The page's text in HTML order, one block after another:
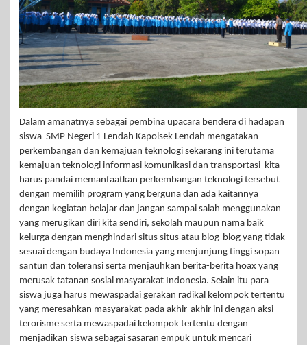
Dalam amanatnya sebagai pembina upacara bendera di hadapan
siswa SMP Negeri 1 Lendah Kapolsek Lendah mengatakan
perkembangan dan kemajuan teknologi sekarang ini terutama
kemajuan teknologi informasi komunikasi dan transportasi kita
harus pandai memanfaatkan perkembangan teknologi tersebut
dengan memilih program yang berguna dan ada kaitannya
dengan kegiatan belajar dan jangan sampai salah menggunakan
yang merugikan diri kita sendiri, sekolah maupun nama baik
kelurga dengan menghindari situs situs atau blog-blog yang tidak
sesuai dengan budaya Indonesia yang menjunjung tinggi sopan
santun dan toleransi serta menjauhkan berita-berita hoax yang
merusak tatanan sosial masyarakat Indonesia. Selain itu para
siswa juga harus mewaspadai gerakan radikal kelompok tertentu
yang meresahkan masyarakat pada akhir-akhir ini dengan aksi
terorisme serta mewaspadai kelompok tertentu dengan
menjadikan siswa sebagai sasaran empuk untuk mencari